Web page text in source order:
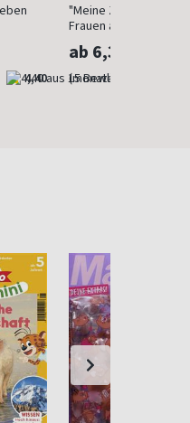
4,40
"Meine Zeit ist jetzt":
Frauen ab 40
ab 6,30 €
(monatlich)